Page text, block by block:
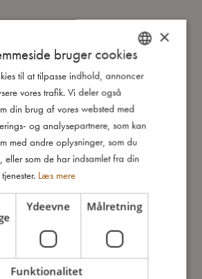
TILFØJ TIL KURV
FILIBABBA-svøbet.
økologisk bomuldsmusselin. Dette 120 x
designet til alsidighed og komfort.
åndbare stof sikrer en hyggelig og
baby.
berolige dit lille barn. Svøbet er også et
eller aktivitetsmadrassen. Kan
og bevarer sin blødhed og kvalitet vask
DANISH
GERMAN
×
bruger cookies
til at tilpasse indhold, annoncer
vores trafik. Vi deler også
din brug af vores websted med
og analysepartnere, som kan
med andre oplysninger, som du
eller som de har indsamlet fra din
Læs mere
Ydeevne Målretning
Funktionalitet